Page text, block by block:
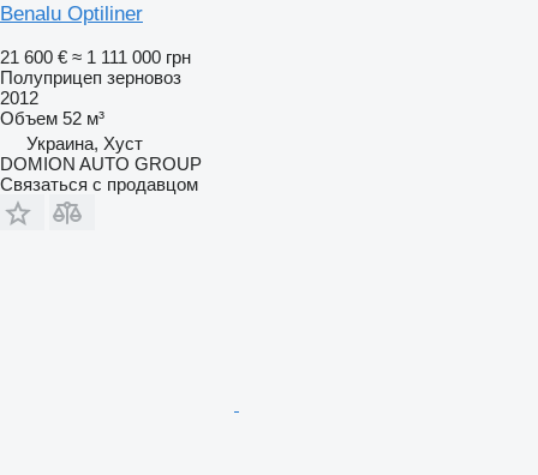
Benalu Optiliner
21 600 € ≈ 1 111 000 грн
Полуприцеп зерновоз
2012
Объем 52 м³
Украина, Хуст
DOMION AUTO GROUP
Связаться с продавцом